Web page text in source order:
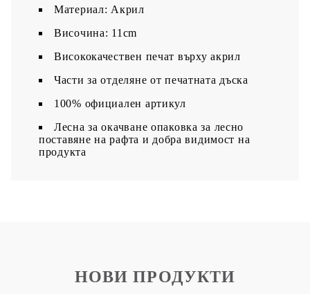
Материал: Акрил
Височина: 11cm
Висококачествен печат върху акрил
Части за отделяне от печатната дъска
100% официален артикул
Лесна за окачване опаковка за лесно
поставяне на рафта и добра видимост на
продукта
НОВИ ПРОДУКТИ